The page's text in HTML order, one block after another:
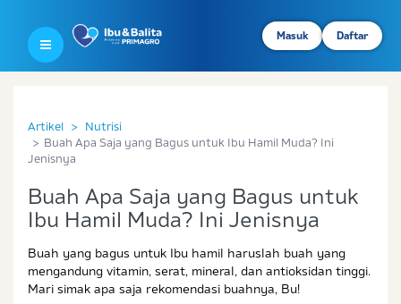
Masuk Daftar
Artikel
Nutrisi
Buah Apa Saja yang Bagus untuk Ibu Hamil Muda? Ini
Jenisnya
Buah Apa Saja yang Bagus untuk
Ibu Hamil Muda? Ini Jenisnya
Buah yang bagus untuk Ibu hamil haruslah buah yang
mengandung vitamin, serat, mineral, dan antioksidan tinggi.
Mari simak apa saja rekomendasi buahnya, Bu!